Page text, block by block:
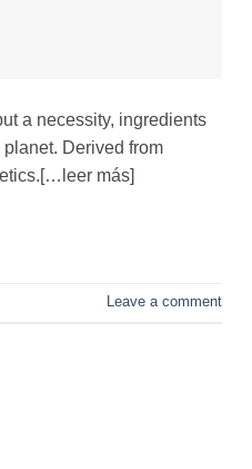
a necessity, ingredients
Derived from
más]
Leave a comment